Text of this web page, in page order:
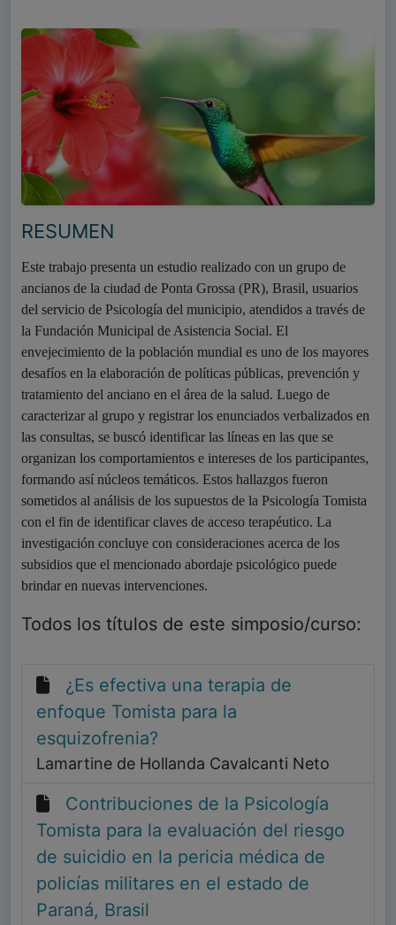
RESUMEN
Este trabajo presenta un estudio realizado con un grupo de
ancianos de la ciudad de Ponta Grossa (PR), Brasil, usuarios
del servicio de Psicología del municipio, atendidos a través de
la Fundación Municipal de Asistencia Social. El
envejecimiento de la población mundial es uno de los mayores
desafíos en la elaboración de políticas públicas, prevención y
tratamiento del anciano en el área de la salud. Luego de
caracterizar al grupo y registrar los enunciados verbalizados en
las consultas, se buscó identificar las líneas en las que se
organizan los comportamientos e intereses de los participantes,
formando así núcleos temáticos. Estos hallazgos fueron
sometidos al análisis de los supuestos de la Psicología Tomista
con el fin de identificar claves de acceso terapéutico. La
investigación concluye con consideraciones acerca de los
subsidios que el mencionado abordaje psicológico puede
brindar en nuevas intervenciones.
Todos los títulos de este simposio/curso:
¿Es efectiva una terapia de
enfoque Tomista para la
esquizofrenia?
Lamartine de Hollanda Cavalcanti Neto
Contribuciones de la Psicología
Tomista para la evaluación del riesgo
de suicidio en la pericia médica de
policías militares en el estado de
Paraná, Brasil